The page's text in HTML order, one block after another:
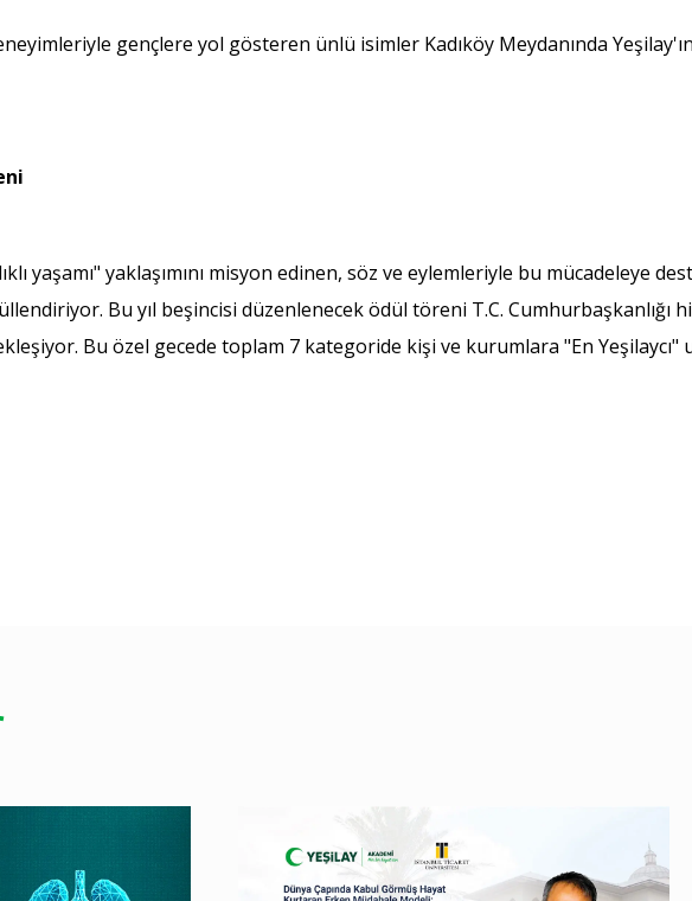
gençlere yol gösteren ünlü isimler Kadıköy Meydanında
yaşamı" yaklaşımını misyon edinen, söz ve eylemleriyle bu mücadeleye
Bu yıl beşincisi düzenlenecek ödül töreni T.C. Cumhurbaşkanlığı
Bu özel gecede toplam 7 kategoride kişi ve kurumlara "En Yeşilaycı"